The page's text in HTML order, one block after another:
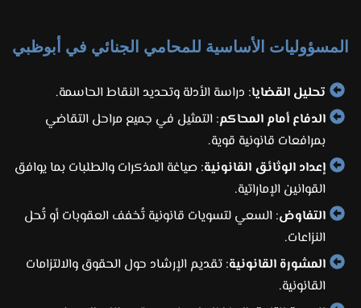
المسؤوليات الأساسية للمحامي الجنائي في أبوظبي
تحليل القضايا: دراسة الأدلة وتحديد النقاط الحاسمة.
الدفاع أمام المحاكم: التمثيل في جميع مراحل التقاضي
بمرافعات قانونية قوية.
إعداد الوثائق القانونية: صياغة المذكرات والطلبات بما يوافق
القوانين الإماراتية.
التفاوض: السعي لتسويات قانونية تُخفف العقوبات أو تُحل
النزاعات.
المشورة القانونية: تقديم الإرشاد حول الحقوق والالتزامات
القانونية.